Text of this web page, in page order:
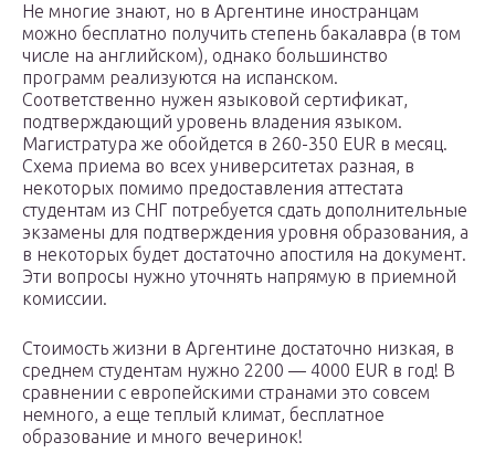
Не многие знают, но в Аргентине иностранцам
можно бесплатно получить степень бакалавра (в том
числе на английском), однако большинство
программ реализуются на испанском.
Соответственно нужен языковой сертификат,
подтверждающий уровень владения языком.
Магистратура же обойдется в 260-350 EUR в месяц.
Схема приема во всех университетах разная, в
некоторых помимо предоставления аттестата
студентам из СНГ потребуется сдать дополнительные
экзамены для подтверждения уровня образования, а
в некоторых будет достаточно апостиля на документ.
Эти вопросы нужно уточнять напрямую в приемной
комиссии.
Стоимость жизни в Аргентине достаточно низкая, в
среднем студентам нужно 2200 — 4000 EUR в год! В
сравнении с европейскими странами это совсем
немного, а еще теплый климат, бесплатное
образование и много вечеринок!